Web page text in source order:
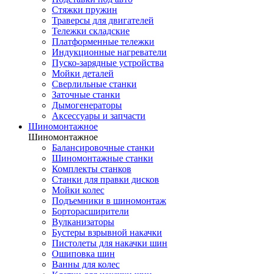
Стяжки пружин
Траверсы для двигателей
Тележки складские
Платформенные тележки
Индукционные нагреватели
Пуско-зарядные устройства
Мойки деталей
Сверлильные станки
Заточные станки
Дымогенераторы
Аксессуары и запчасти
Шиномонтажное
Шиномонтажное
Балансировочные станки
Шиномонтажные станки
Комплекты станков
Станки для правки дисков
Мойки колес
Подъемники в шиномонтаж
Борторасширители
Вулканизаторы
Бустеры взрывной накачки
Пистолеты для накачки шин
Ошиповка шин
Ванны для колес